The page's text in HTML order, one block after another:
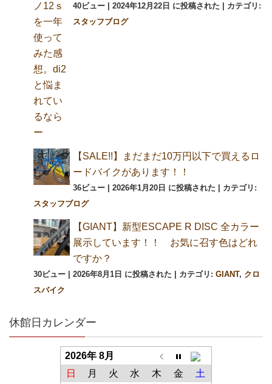
40ビュー 2024年12月22日 に投稿された
カテゴリ:
スタッフブログ
【SALE!!】まだまだ10万円以下で買えるロ
ードバイクがあります！！
36ビュー | 2026年1月20日 に投稿された | カテゴリ:
スタッフブログ
【GIANT】新型ESCAPE R DISC 全カラー
展示しています！！ お気に召す色はどれ
ですか？
30ビュー 2026年8月1日 に投稿された カテゴリ: GIANT, クロ
スバイク
休館日カレンダー
2026年 8月
日
月 火 水 木 金
土